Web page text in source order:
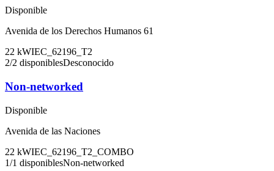
Disponible
Avenida de los Derechos Humanos 61
22 kWIEC_62196_T2
2/2 disponiblesDesconocido
Non-networked
Disponible
Avenida de las Naciones
22 kWIEC_62196_T2_COMBO
1/1 disponiblesNon-networked